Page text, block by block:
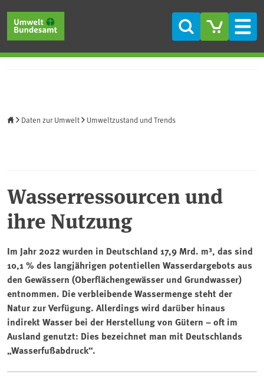
Suche
Daten zur Umwelt Umweltzustand und Trends
Wasserressourcen und
ihre Nutzung
Im Jahr 2022 wurden in Deutschland 17,9 Mrd. m³, das sind
10,1 % des langjährigen potentiellen Wasserdargebots aus
den Gewässern (Oberflächengewässer und Grundwasser)
entnommen. Die verbleibende Wassermenge steht der
Natur zur Verfügung. Allerdings wird darüber hinaus
indirekt Wasser bei der Herstellung von Gütern – oft im
Ausland genutzt: Dies bezeichnet man mit Deutschlands
„Wasserfußabdruck“.